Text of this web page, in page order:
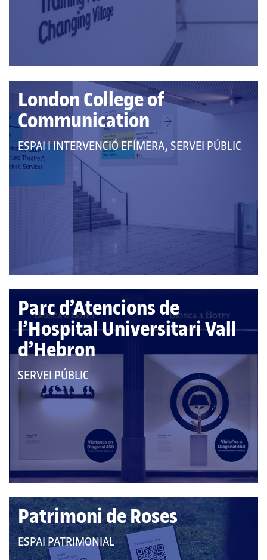
London College of
Communication
QUE
PERTANY
CATEGORIES:
ESPAI I INTERVENCIÓ EFÍMERA, SERVEI PÚBLIC
Parc d’Atencions de
l’Hospital Universitari Vall
d’Hebron
QUE
PERTANY
SERVEI PÚBLIC
Patrimoni de Roses
QUE
ESPAI PATRIMONIAL